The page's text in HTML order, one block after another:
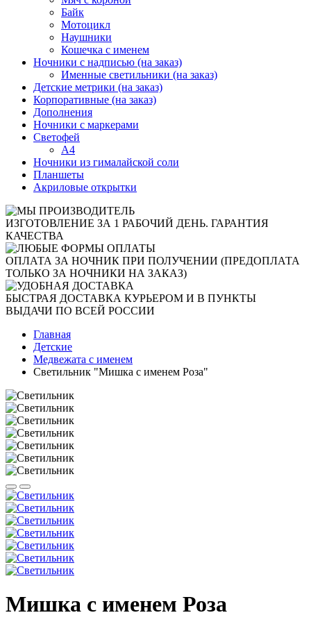
Байк
Мотоцикл
Наушники
Кошечка с именем
Ночники с надписью (на заказ)
Именные светильники (на заказ)
Детские метрики (на заказ)
Корпоративные (на заказ)
Дополнения
Ночники с маркерами
Светофей
А4
Ночники из гималайской соли
Планшеты
Акриловые открытки
ИЗГОТОВЛЕНИЕ ЗА 1 РАБОЧИЙ ДЕНЬ. ГАРАНТИЯ
КАЧЕСТВА
ОПЛАТА ЗА НОЧНИК ПРИ ПОЛУЧЕНИИ (ПРЕДОПЛАТА
ТОЛЬКО ЗА НОЧНИКИ НА ЗАКАЗ)
БЫСТРАЯ ДОСТАВКА КУРЬЕРОМ И В ПУНКТЫ
ВЫДАЧИ ПО ВСЕЙ РОССИИ
Главная
Детские
Медвежата с именем
Светильник "Мишка с именем Роза"
Мишка с именем Роза